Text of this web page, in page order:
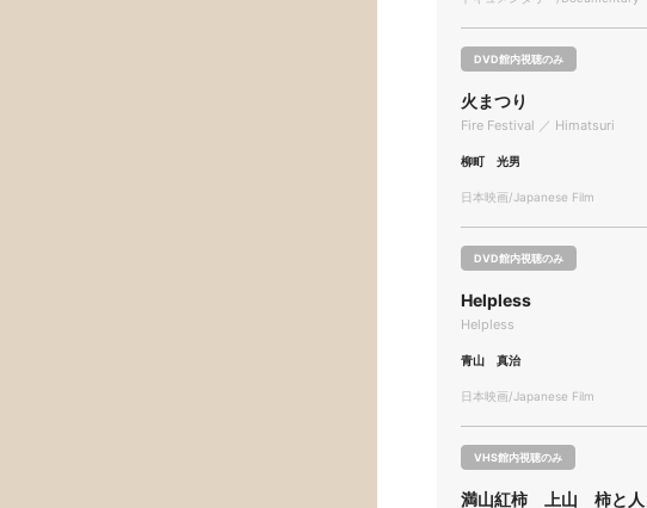
DVD館内視聴のみ
火まつり
Fire Festival ／ Himatsuri
柳町 光男
日本映画/Japanese Film
DVD館内視聴のみ
Helpless
Helpless
青山 真治
日本映画/Japanese Film
VHS館内視聴のみ
満山紅柿 上山 柿と人